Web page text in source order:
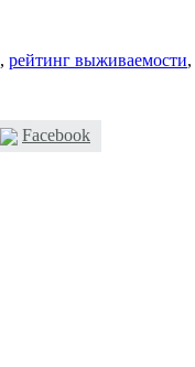
, рейтинг выживаемости,
Facebook